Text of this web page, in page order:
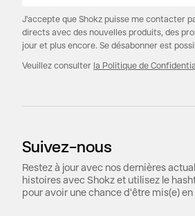
J'accepte que Shokz puisse me contacter
directs avec des nouvelles produits, des
jour et plus encore. Se désabonner est
Veuillez consulter la Politique de
Suivez-nous
Restez à jour avec nos dernières
histoires avec Shokz et utilisez le
pour avoir une chance d'être mis(e) en